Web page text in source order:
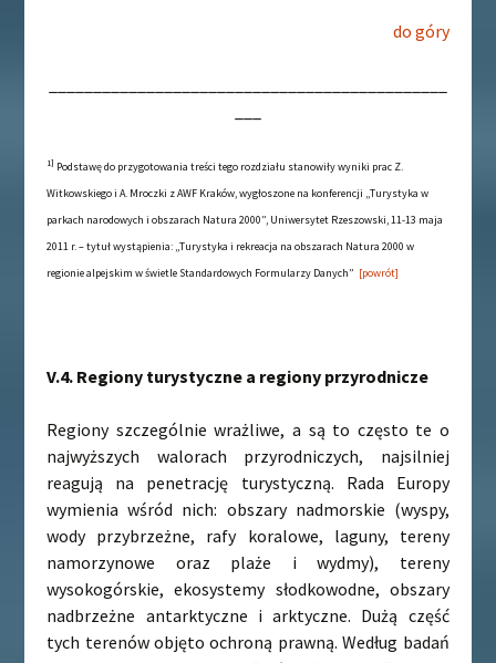
do góry
1] Podstawę do przygotowania treści tego rozdziału stanowiły wyniki prac Z.
Witkowskiego i A. Mroczki z AWF Kraków, wygłoszone na konferencji „Turystyka w
parkach narodowych i obszarach Natura 2000”, Uniwersytet Rzeszowski, 11-13 maja
2011 r. – tytuł wystąpienia: „Turystyka i rekreacja na obszarach Natura 2000 w
regionie alpejskim w świetle Standardowych Formularzy Danych” [powrót]
V.4. Regiony turystyczne a regiony przyrodnicze
Regiony szczególnie wrażliwe, a są to często te o
najwyższych walorach przyrodniczych, najsilniej
reagują na penetrację turystyczną. Rada Europy
wymienia wśród nich: obszary nadmorskie (wyspy,
wody przybrzeżne, rafy koralowe, laguny, tereny
namorzynowe oraz plaże i wydmy), tereny
wysokogórskie, ekosystemy słodkowodne, obszary
nadbrzeżne antarktyczne i arktyczne. Dużą część
tych terenów objęto ochroną prawną. Według badań